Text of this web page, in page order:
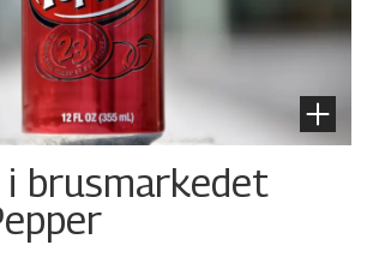
brusmarkedet